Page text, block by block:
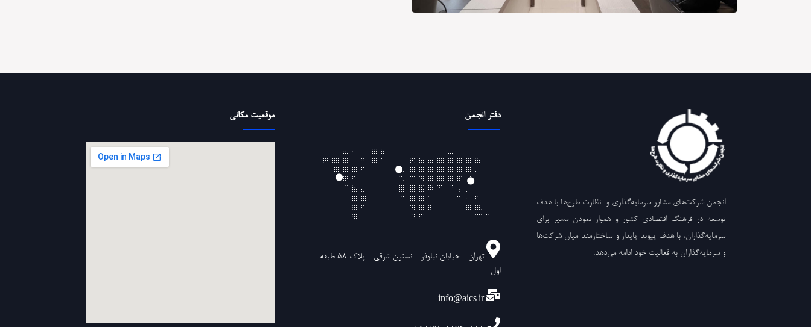
انجمن شرکت‌های مشاور سرمایه‌گذاری و نظارت طرح‌ها با هدف
توسعه در فرهنگ اقتصادی کشور و هموار نمودن مسیر برای
سرمایه‌گذاران، با هدف پیوند پایدار و ساختارمند میان شرکت‌ها
و سرمایه‌گذاران به فعالیت خود ادامه می‌دهد.
دفتر انجمن
تهران - خیابان نیلوفر - نسترن شرقی - پلاک ۵۸ طبقه
اول
info@aics.ir
موقعیت مکانی